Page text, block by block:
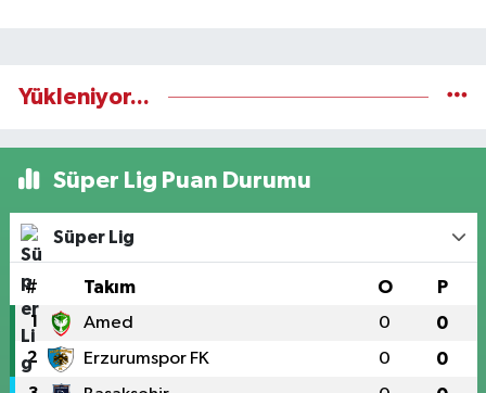
Yükleniyor...
Süper Lig Puan Durumu
Süper Lig
# Takım O P
1 Amed 0 0
2 Erzurumspor FK 0 0